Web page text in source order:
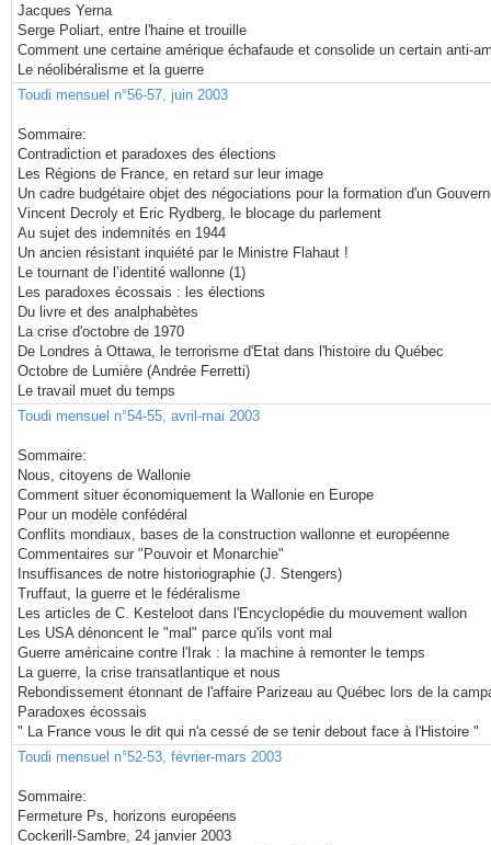
Jacques Yerna
Serge Poliart, entre l'haine et trouille
Comment une certaine amérique échafaude et consolide un certain anti-
Le néolibéralisme et la guerre
Toudi mensuel n°56-57, juin 2003
Sommaire:
Contradiction et paradoxes des élections
Les Régions de France, en retard sur leur image
Un cadre budgétaire objet des négociations pour la formation d'un
Vincent Decroly et Eric Rydberg, le blocage du parlement
Au sujet des indemnités en 1944
Un ancien résistant inquiété par le Ministre Flahaut !
Le tournant de l’identité wallonne (1)
Les paradoxes écossais : les élections
Du livre et des analphabètes
La crise d'octobre de 1970
De Londres à Ottawa, le terrorisme d'Etat dans l'histoire du Québec
Octobre de Lumière (Andrée Ferretti)
Le travail muet du temps
Toudi mensuel n°54-55, avril-mai 2003
Sommaire:
Nous, citoyens de Wallonie
Comment situer économiquement la Wallonie en Europe
Pour un modèle confédéral
Conflits mondiaux, bases de la construction wallonne et européenne
Commentaires sur "Pouvoir et Monarchie"
Insuffisances de notre historiographie (J. Stengers)
Truffaut, la guerre et le fédéralisme
Les articles de C. Kesteloot dans l'Encyclopédie du mouvement wallon
Les USA dénoncent le "mal" parce qu'ils vont mal
Guerre américaine contre l'Irak : la machine à remonter le temps
La guerre, la crise transatlantique et nous
Rebondissement étonnant de l'affaire Parizeau au Québec lors de la
Paradoxes écossais
" La France vous le dit qui n'a cessé de se tenir debout face à l'Histoire "
Toudi mensuel n°52-53, février-mars 2003
Sommaire:
Fermeture Ps, horizons européens
Cockerill-Sambre, 24 janvier 2003